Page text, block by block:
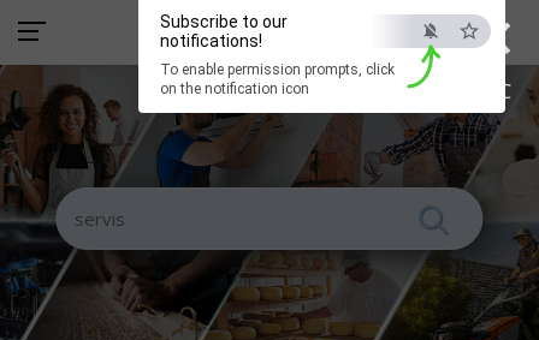
×
ESC
Subscribe to our
notifications!
To enable permission prompts, click
on the notification icon